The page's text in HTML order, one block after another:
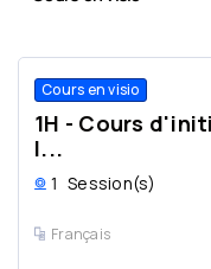
Cours en visio
1H - Cours
I...
1 Session(s)
Français